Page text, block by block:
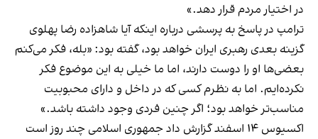
در اختیار مردم قرار دهد.»
ترامپ در پاسخ به پرسشی درباره اینکه آیا شاهزاده رضا پهلوی
گزینه بعدی رهبری ایران خواهد بود، گفته بود: «بله، فکر می‌کنم
بعضی‌ها او را دوست دارند، اما ما خیلی به این موضوع فکر
نکرده‌ایم. اما به نظرم کسی که در داخل و دارای محبوبیت
مناسب‌تر خواهد بود؛ اگر چنین فردی وجود داشته باشد.»
‫اکسیوس ۱۴ اسفند گزارش داد جمهوری اسلامی چند روز است